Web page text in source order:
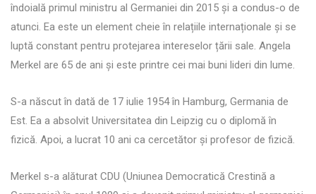
îndoială primul ministru al Germaniei din 2015 și a condus-o de
atunci. Ea este un element cheie în relațiile internaționale și se
luptă constant pentru protejarea intereselor țării sale. Angela
Merkel are 65 de ani și este printre cei mai buni lideri din lume.
S-a născut în dată de 17 iulie 1954 în Hamburg, Germania de
Est. Ea a absolvit Universitatea din Leipzig cu o diplomă în
fizică. Apoi, a lucrat 10 ani ca cercetător și profesor de fizică.
Merkel s-a alăturat CDU (Uniunea Democratică Crestină a